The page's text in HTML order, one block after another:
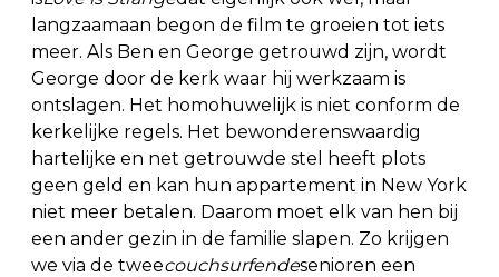
langzaamaan begon de film te groeien tot iets
meer. Als Ben en George getrouwd zijn, wordt
George door de kerk waar hij werkzaam is
ontslagen. Het homohuwelijk is niet conform de
kerkelijke regels. Het bewonderenswaardig
hartelijke en net getrouwde stel heeft plots
geen geld en kan hun appartement in New York
niet meer betalen. Daarom moet elk van hen bij
een ander gezin in de familie slapen. Zo krijgen
we via de tweecouchsurfendesenioren een